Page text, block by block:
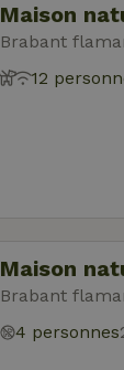
Maison
Brabant
12
Maison
Brabant
4 personnes